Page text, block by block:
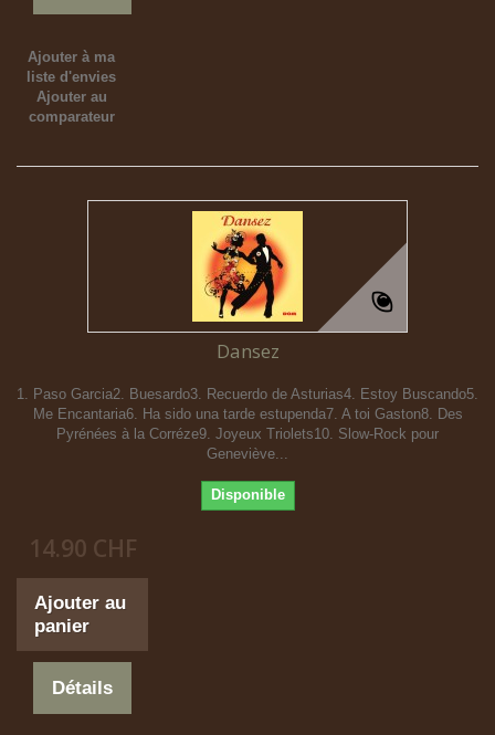
Ajouter à ma
liste d'envies
Ajouter au
comparateur
Dansez
1. Paso Garcia2. Buesardo3. Recuerdo de Asturias4. Estoy Buscando5.
Me Encantaria6. Ha sido una tarde estupenda7. A toi Gaston8. Des
Pyrénées à la Corréze9. Joyeux Triolets10. Slow-Rock pour
Geneviève...
Disponible
14.90 CHF
Ajouter au
panier
Détails